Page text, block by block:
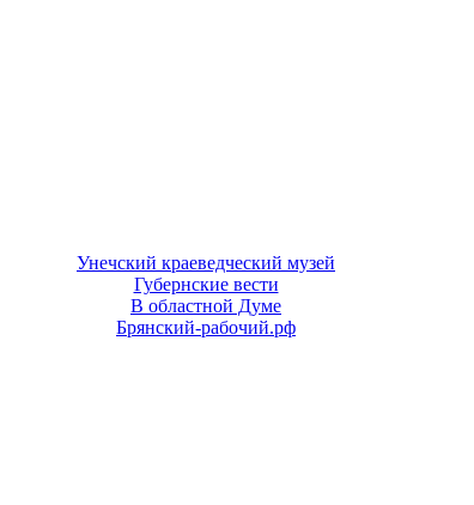
Унечский краеведческий музей
Губернские вести
В областной Думе
Брянский-рабочий.рф